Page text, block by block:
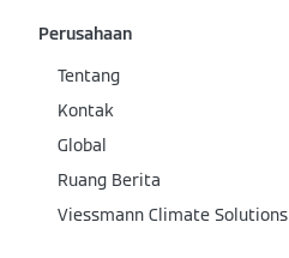
Perusahaan
Tentang
Kontak
Global
Ruang Berita
Viessmann Climate Solutions